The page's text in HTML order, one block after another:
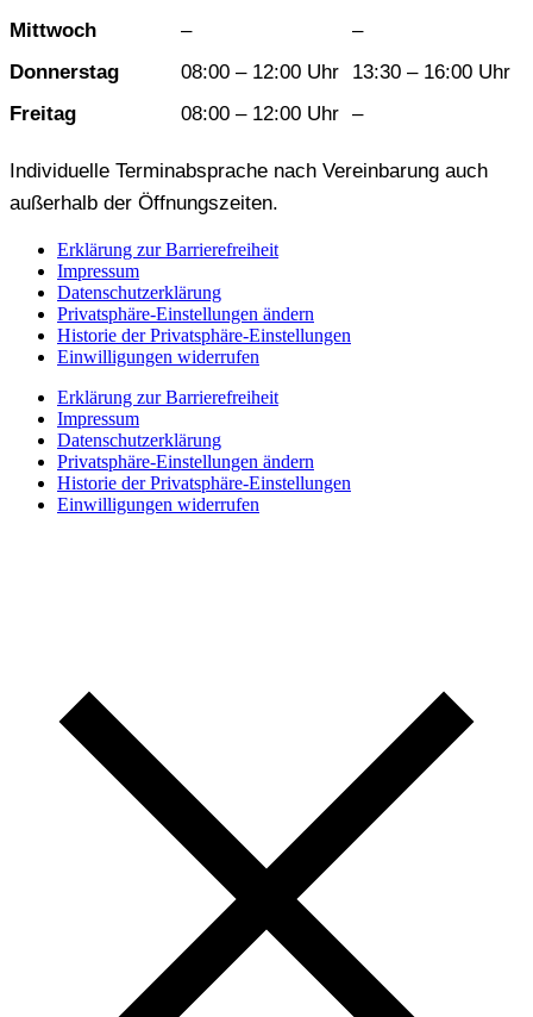
Mittwoch –
–
Donnerstag
08:00 – 12:00 Uhr
13:30 – 16:00 Uhr
Freitag
08:00 – 12:00 Uhr –
Individuelle Terminabsprache nach Vereinbarung auch
außerhalb der Öffnungszeiten.
Erklärung zur Barrierefreiheit
Impressum
Datenschutzerklärung
Privatsphäre-Einstellungen ändern
Historie der Privatsphäre-Einstellungen
Einwilligungen widerrufen
Erklärung zur Barrierefreiheit
Impressum
Datenschutzerklärung
Privatsphäre-Einstellungen ändern
Historie der Privatsphäre-Einstellungen
Einwilligungen widerrufen